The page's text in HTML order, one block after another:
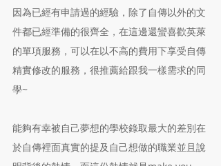
因為已經有申請過的經驗，除了自傳以外的文
件都已經準備的很齊全，在這邊還蠻喜歡英萊
的單項服務，可以在以不高的費用下享受自傳
精實修改的服務，很推薦給跟我一樣需求的同
學~
能夠有幸被自己夢想的學校錄取最大的差別在
於自傳裡面真實的提及自己想做的職業並且說